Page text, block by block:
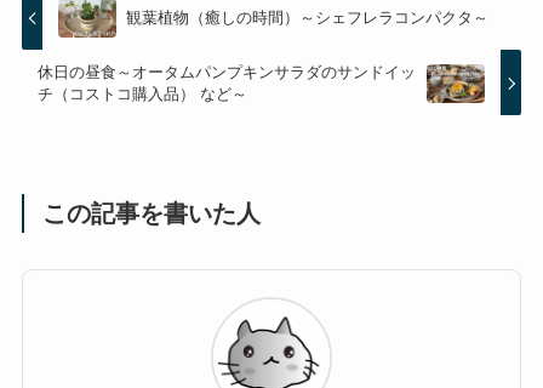
観葉植物（癒しの時間）～シェフレラコンパクタ～
休日の昼食～オータムパンプキンサラダのサンドイッ
チ（コストコ購入品） など～
この記事を書いた人